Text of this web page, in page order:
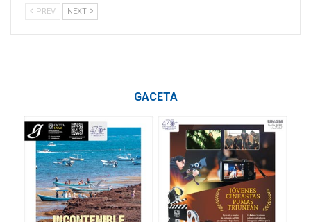
PREV NEXT
GACETA